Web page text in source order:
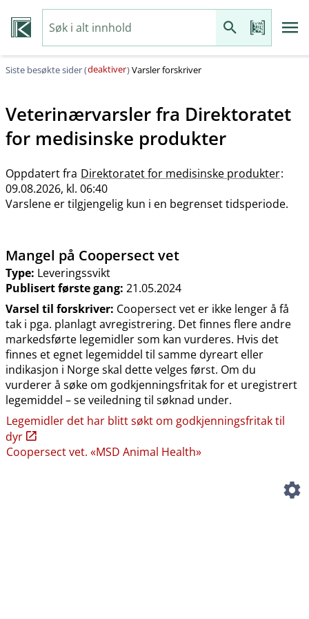
Siste besøkte sider (deaktiver)Varsler forskriver
Veterinærvarsler fra Direktoratet
for medisinske produkter
Oppdatert fra Direktoratet for medisinske produkter:
09.08.2026, kl. 06:40
Varslene er tilgjengelig kun i en begrenset tidsperiode.
Mangel på Coopersect vet
Type: Leveringssvikt
Publisert første gang: 21.05.2024
Varsel til forskriver: Coopersect vet er ikke lenger å få
tak i pga. planlagt avregistrering. Det finnes flere andre
markedsførte legemidler som kan vurderes. Hvis det
finnes et egnet legemiddel til samme dyreart eller
indikasjon i Norge skal dette velges først. Om du
vurderer å søke om godkjenningsfritak for et uregistrert
legemiddel – se veiledning til søknad under.
Legemidler det har blitt søkt om godkjenningsfritak til
dyr
Coopersect vet. «MSD Animal Health»